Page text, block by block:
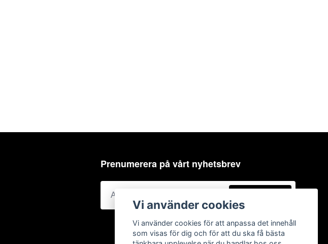
Prenumerera på vårt nyhetsbrev
Vi använder cookies
Vi använder cookies för att anpassa det innehåll
som visas för dig och för att du ska få bästa